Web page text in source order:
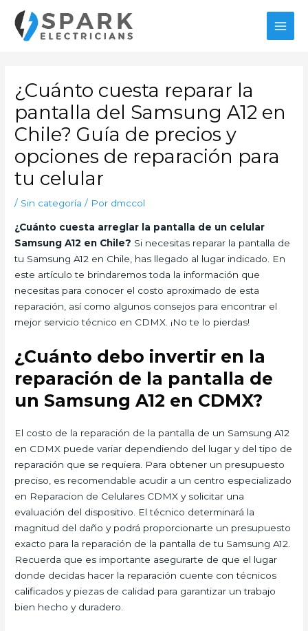
contenido
¿Cuánto cuesta reparar la
pantalla del Samsung A12 en
Chile? Guía de precios y
opciones de reparación para
tu celular
/ Sin categoría / Por dmccol
¿Cuánto cuesta arreglar la pantalla de un celular
Samsung A12 en Chile? Si necesitas reparar la pantalla de
tu Samsung A12 en Chile, has llegado al lugar indicado. En
este artículo te brindaremos toda la información que
necesitas para conocer el costo aproximado de esta
reparación, así como algunos consejos para encontrar el
mejor servicio técnico en CDMX. ¡No te lo pierdas!
¿Cuánto debo invertir en la
reparación de la pantalla de
un Samsung A12 en CDMX?
El costo de la reparación de la pantalla de un Samsung A12
en CDMX puede variar dependiendo del lugar y del tipo de
reparación que se requiera. Para obtener un presupuesto
preciso, es recomendable acudir a un centro especializado
en Reparacion de Celulares CDMX y solicitar una
evaluación del dispositivo. El técnico determinará la
magnitud del daño y podrá proporcionarte un presupuesto
exacto para la reparación de la pantalla de tu Samsung A12.
Recuerda que es importante asegurarte de que el lugar
donde decidas hacer la reparación cuente con técnicos
calificados y piezas de calidad para garantizar un trabajo
bien hecho y duradero.